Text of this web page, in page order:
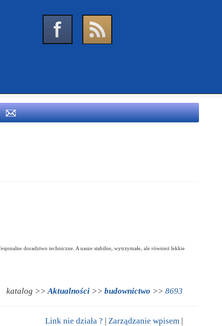
doradztwo techniczne. A nasze stabilne, wytrzymałe, ale również lekkie
katalog >>Aktualności >>budownictwo >>8693
Link nie działa ? |Zarządzanie wpisem |